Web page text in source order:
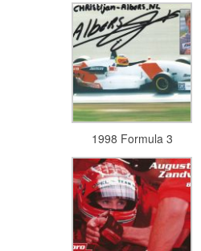
1998 Formula 3